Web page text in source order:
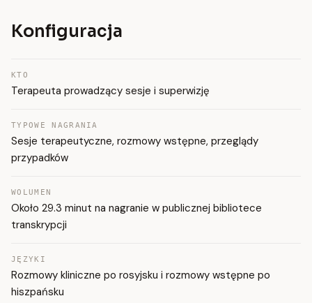
Konfiguracja
KTO
Terapeuta prowadzący sesje i superwizję
TYPOWE NAGRANIA
Sesje terapeutyczne, rozmowy wstępne, przeglądy
przypadków
WOLUMEN
Około 29.3 minut na nagranie w publicznej bibliotece
transkrypcji
JĘZYKI
Rozmowy kliniczne po rosyjsku i rozmowy wstępne po
hiszpańsku